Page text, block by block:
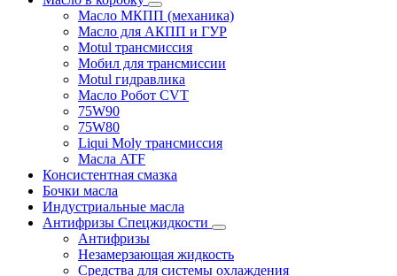
Масло МКПП (механика)
Масло для АКПП и ГУР
Motul трансмиссия
Мобил для трансмиссии
Motul гидравлика
Масло Робот CVT
75W90
75W80
Liqui Moly трансмиссия
Масла ATF
Консистентная смазка
Бочки масла
Индустриальные масла
Антифризы Спецжидкости
Антифризы
Незамерзающая жидкость
Средства для системы охлаждения